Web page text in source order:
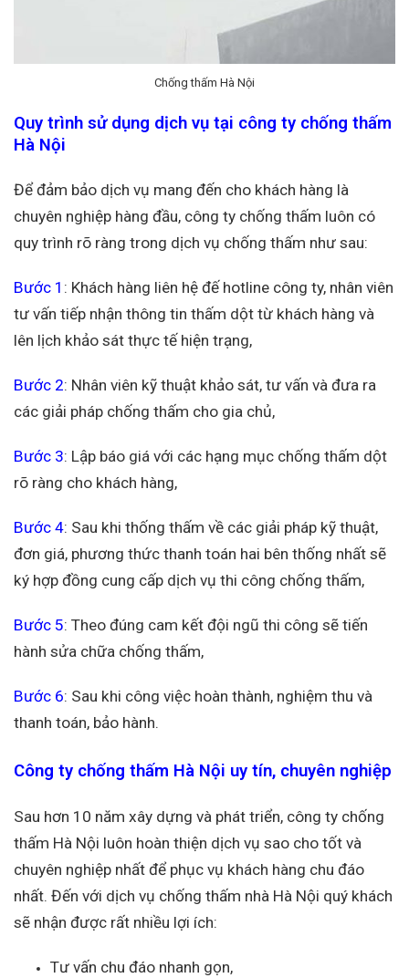
Chống thấm Hà Nội
Quy trình sử dụng dịch vụ tại công ty chống thấm
Hà Nội
Để đảm bảo dịch vụ mang đến cho khách hàng là
chuyên nghiệp hàng đầu, công ty chống thấm luôn có
quy trình rõ ràng trong dịch vụ chống thấm như sau:
Bước 1 : Khách hàng liên hệ đế hotline công ty, nhân viên
tư vấn tiếp nhận thông tin thấm dột từ khách hàng và
lên lịch khảo sát thực tế hiện trạng,
Bước 2: Nhân viên kỹ thuật khảo sát, tư vấn và đưa ra
các giải pháp chống thấm cho gia chủ,
Bước 3: Lập báo giá với các hạng mục chống thấm dột
rõ ràng cho khách hàng,
Bước 4: Sau khi thống thấm về các giải pháp kỹ thuật,
đơn giá, phương thức thanh toán hai bên thống nhất sẽ
ký hợp đồng cung cấp dịch vụ thi công chống thấm,
Bước 5: Theo đúng cam kết đội ngũ thi công sẽ tiến
hành sửa chữa chống thấm,
Bước 6: Sau khi công việc hoàn thành, nghiệm thu và
thanh toán, bảo hành.
Công ty chống thấm Hà Nội uy tín, chuyên nghiệp
Sau hơn 10 năm xây dựng và phát triển, công ty chống
thấm Hà Nội luôn hoàn thiện dịch vụ sao cho tốt và
chuyên nghiệp nhất để phục vụ khách hàng chu đáo
nhất. Đến với dịch vụ chống thấm nhà Hà Nội quý khách
sẽ nhận được rất nhiều lợi ích:
Tư vấn chu đáo nhanh gọn,